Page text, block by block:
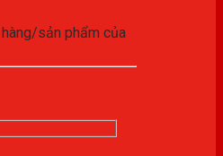
sản phẩm của